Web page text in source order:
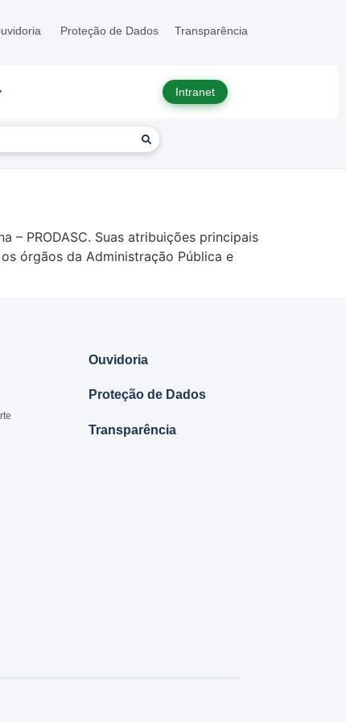
Proteção de Dados Transparência
Intranet
– PRODASC. Suas atribuições principais
órgãos da Administração Pública e
Ouvidoria
Proteção de Dados
Transparência